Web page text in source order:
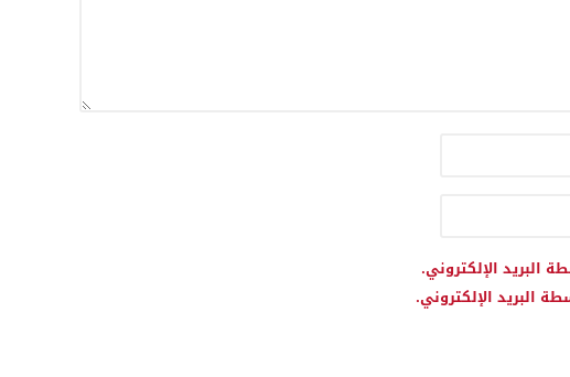
البريد الإلكتروني.
البريد الإلكتروني.